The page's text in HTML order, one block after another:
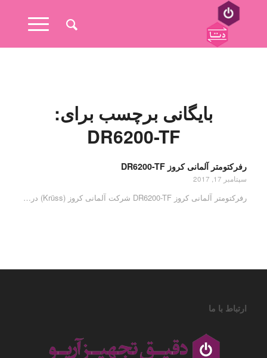
بایگانی برچسب برای:
DR6200-TF
رفرکتومتر آلمانی کروز DR6200-TF
سپتامبر 17, 2017
رفرکتومتر آلمانی کروز DR6200-TF شرکت آلمانی کروز (Krüss) در…
ارتباط با ما